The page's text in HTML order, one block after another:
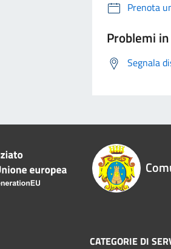
Prenota
Problemi
Segnala
CATEGORIE DI